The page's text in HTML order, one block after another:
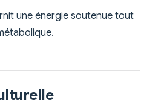
une énergie soutenue tout